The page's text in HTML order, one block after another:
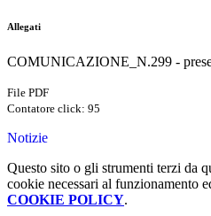
Allegati
COMUNICAZIONE_N.299 -
File PDF
Contatore click: 95
Notizie
Questo sito o gli strumenti terzi da
cookie necessari al funzionamento
COOKIE POLICY.